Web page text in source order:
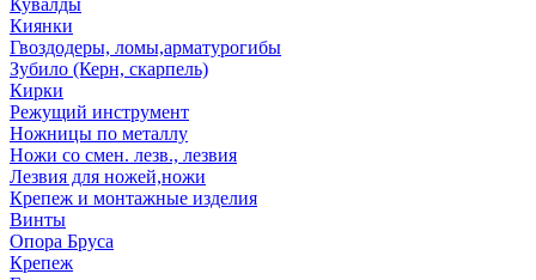
Кувалды
Киянки
Гвоздодеры, ломы,арматурогибы
Зубило (Керн, скарпель)
Кирки
Режущий инструмент
Ножницы по металлу
Ножи со смен. лезв., лезвия
Лезвия для ножей,ножи
Крепеж и монтажные изделия
Винты
Опора Бруса
Крепеж